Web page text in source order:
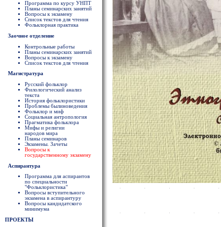
Программа по курсу УНПТ
Планы семинарских занятий
Вопросы к экзамену
Список текстов для чтения
Фольклорная практика
Заочное отделение
Контрольные работы
Планы семинарских занятий
Вопросы к экзамену
Список текстов для чтения
Магистратура
Русский фольклор
Филологический анализ
текста
История фольклористики
Проблемы былиноведения
Фольклор и миф
Социальная антропология
Прагматика фольклора
Мифы и религии
народов мира
Планы семинаров
Экзамены. Зачеты
Вопросы к
государственному экзамену
Аспирантура
Программа для аспирантов
по специальности
"Фольклористика"
Вопросы вступительного
экзамена в аспирантуру
Вопросы кандидатского
минимума
ПРОЕКТЫ